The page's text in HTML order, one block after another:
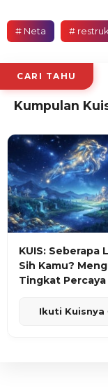
# Neta #
CARI TAHU
Kumpulan
KUIS: Seberapa
Sih Kamu?
Tingkat Percaya
Ikuti Kuisnya